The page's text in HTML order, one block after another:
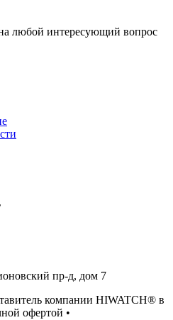
любой интересующий вопрос
пр-д, дом 7
компании HIWATCH® в
офертой •